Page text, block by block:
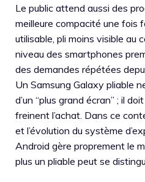
Le public attend aussi des
meilleure compacité une fois
utilisable, pli moins visible au
niveau des smartphones
des demandes répétées
Un Samsung Galaxy pliable
d’un “plus grand écran” ; il
freinent l’achat. Dans ce
et l’évolution du système
Android gère proprement le
plus un pliable peut se